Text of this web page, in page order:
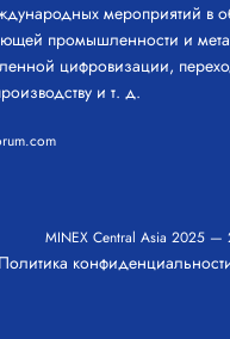
мероприятий в
промышленности и
цифровизации,
и т. д.
MINEX Central Asia 2025 —
Политика